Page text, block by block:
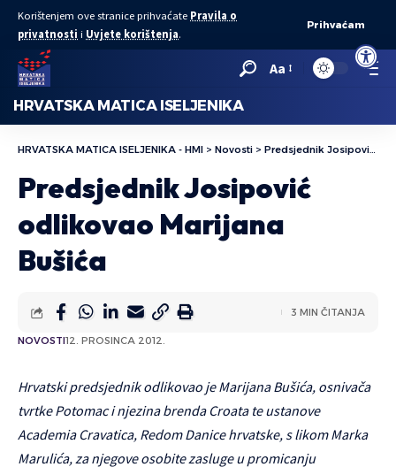
Open
Korištenjem ove stranice prihvaćate Pravila o
privatnosti i Uvjete korištenja.
Prihvaćam
Aa
HRVATSKA MATICA ISELJENIKA
HRVATSKA MATICA ISELJENIKA - HMI > Novosti > Predsjednik Josipović odlikovao Marijana Bušića
Predsjednik Josipović
odlikovao Marijana
Bušića
NOVOSTI12. PROSINCA 2012.
3 MIN ČITANJA
Hrvatski predsjednik odlikovao je Marijana Bušića, osnivača
tvrtke Potomac i njezina brenda Croata te ustanove
Academia Cravatica, Redom Danice hrvatske, s likom Marka
Marulića, za njegove osobite zasluge u promicanju